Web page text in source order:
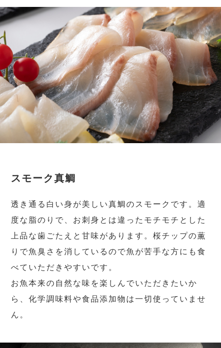
スモーク真鯛
透き通る白い身が美しい真鯛のスモークです。適
度な脂のりで、お刺身とは違ったモチモチとした
上品な歯ごたえと甘味があります。桜チップの薫
りで魚臭さを消しているので魚が苦手な方にも食
べていただきやすいです。
お魚本来の自然な味を楽しんでいただきたいか
ら、化学調味料や食品添加物は一切使っていませ
ん。